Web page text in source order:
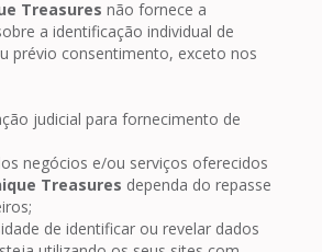
Treasures não fornece a
a identificação individual de
prévio consentimento, exceto nos
judicial para fornecimento de
negócios e/ou serviços oferecidos
Treasures dependa do repasse
de identificar ou revelar dados